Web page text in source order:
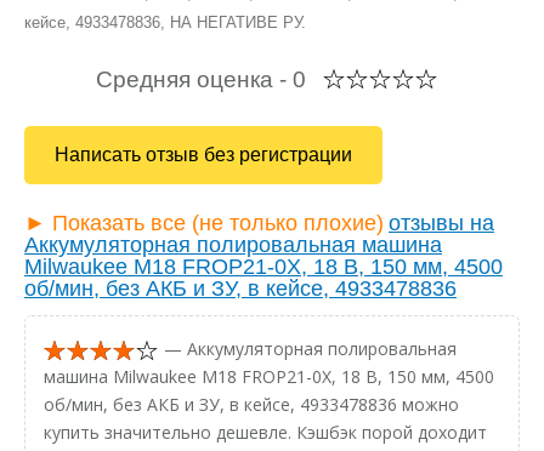
кейсе, 4933478836, НА НЕГАТИВЕ РУ.
Средняя оценка - 0
Написать отзыв без регистрации
► Показать все (не только плохие) отзывы на
Аккумуляторная полировальная машина
Milwaukee M18 FROP21-0X, 18 В, 150 мм, 4500
об/мин, без АКБ и ЗУ, в кейсе, 4933478836
— Аккумуляторная полировальная
машина Milwaukee M18 FROP21-0X, 18 В, 150 мм, 4500
об/мин, без АКБ и ЗУ, в кейсе, 4933478836 можно
купить значительно дешевле. Кэшбэк порой доходит